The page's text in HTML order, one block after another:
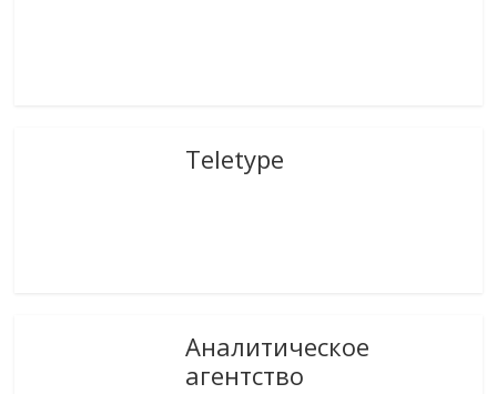
Teletype
Аналитическое
агентство